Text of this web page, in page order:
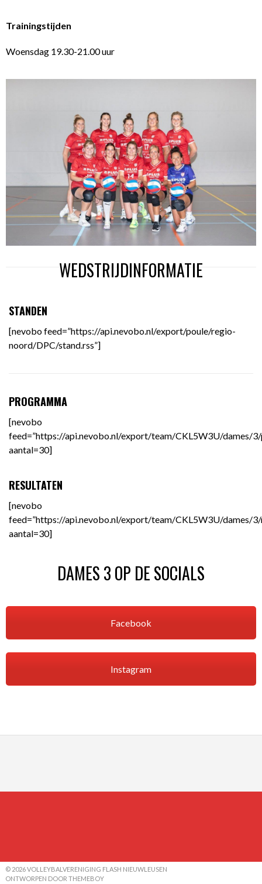
Trainingstijden
Woensdag 19.30-21.00 uur
WEDSTRIJDINFORMATIE
STANDEN
[nevobo feed=”https://api.nevobo.nl/export/poule/regio-
noord/DPC/stand.rss”]
PROGRAMMA
[nevobo
feed=”https://api.nevobo.nl/export/team/CKL5W3U/dames/3/
aantal=30]
RESULTATEN
[nevobo
feed=”https://api.nevobo.nl/export/team/CKL5W3U/dames/3/
aantal=30]
DAMES 3 OP DE SOCIALS
Facebook
Instagram
© 2026 VOLLEYBALVERENIGING FLASH NIEUWLEUSEN
ONTWORPEN DOOR THEMEBOY